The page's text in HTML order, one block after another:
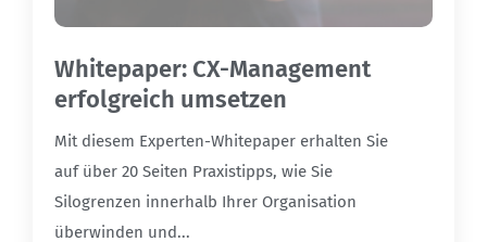
Whitepaper: CX-Management
erfolgreich umsetzen
Mit diesem Experten-Whitepaper erhalten Sie
auf über 20 Seiten Praxistipps, wie Sie
Silogrenzen innerhalb Ihrer Organisation
überwinden und...